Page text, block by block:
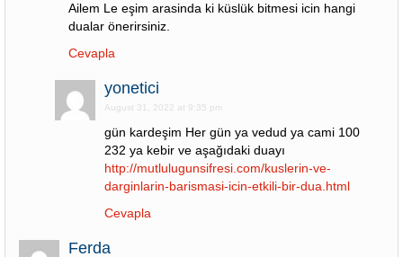
Ailem Le eşim arasinda ki küslük bitmesi icin hangi
dualar önerirsiniz.
Cevapla
yonetici
August 31, 2022 at 9:35 pm
gün kardeşim Her gün ya vedud ya cami 100
232 ya kebir ve aşağıdaki duayı
http://mutlulugunsifresi.com/kuslerin-ve-
darginlarin-barismasi-icin-etkili-bir-dua.html
Cevapla
Ferda